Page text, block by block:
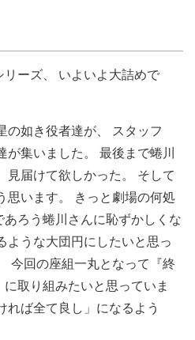
ーズ、 いよいよ大詰めで
の如き役者達が、 スタッフ
が集いました。 最後まで蜷川
見届けて欲しかった。 そして
思います。 きっと劇場の何処
ろう蜷川さんに恥ずかしくな
ような大団円にしたいと思っ
今回の座組一丸となって『終
取り組みたいと思っていま
ば全て良し」になるよう